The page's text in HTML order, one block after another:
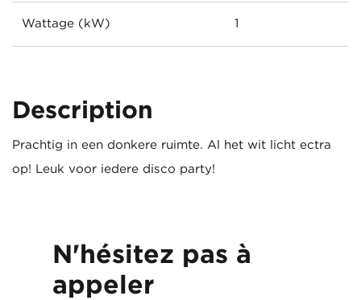
Wattage (kW)
Description
Prachtig in een donkere ruimte. Al het wit licht ectra
op! Leuk voor iedere disco party!
N'hésitez pas à
appeler